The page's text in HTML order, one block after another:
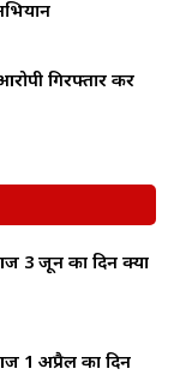
गिरफ्तार कर
3 जून का दिन क्यों
1 अप्रैल का दिन